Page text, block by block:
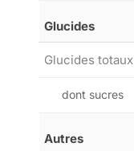
Glucides
Glucides totaux
dont sucres
Autres